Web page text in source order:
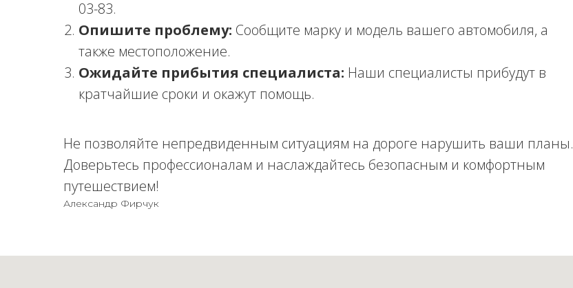
03-83.
Опишите проблему: Сообщите марку и модель вашего автомобиля, а
также местоположение.
Ожидайте прибытия специалиста: Наши специалисты прибудут в
кратчайшие сроки и окажут помощь.
Не позволяйте непредвиденным ситуациям на дороге нарушить ваши планы.
Доверьтесь профессионалам и наслаждайтесь безопасным и комфортным
путешествием!
Александр Фирчук